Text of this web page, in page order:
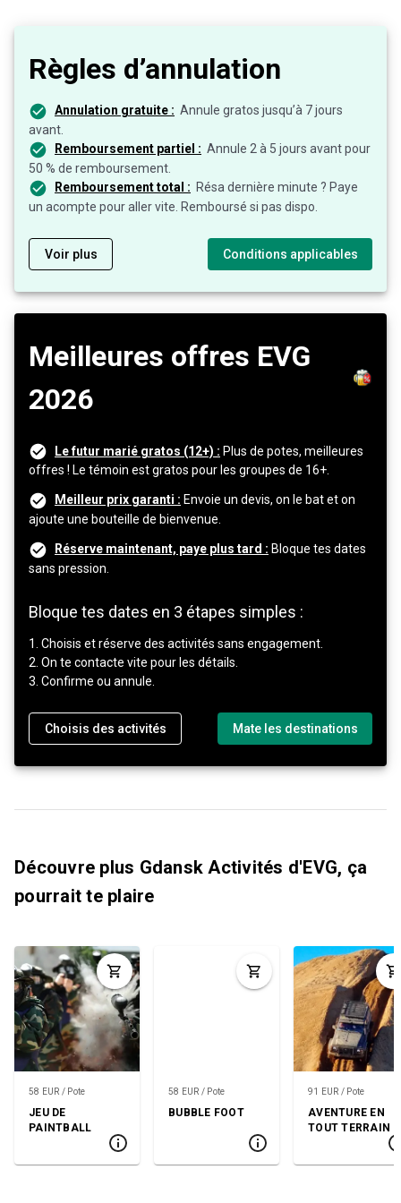
Règles d’annulation
Annulation gratuite : Annule gratos jusqu’à 7 jours
avant.
Remboursement partiel : Annule 2 à 5 jours avant pour
50 % de remboursement.
Remboursement total : Résa dernière minute ? Paye
un acompte pour aller vite. Remboursé si pas dispo.
Voir plus Conditions applicables
Meilleures offres EVG
2026
Le futur marié gratos (12+) : Plus de potes, meilleures
offres ! Le témoin est gratos pour les groupes de 16+.
Meilleur prix garanti : Envoie un devis, on le bat et on
ajoute une bouteille de bienvenue.
Réserve maintenant, paye plus tard : Bloque tes dates
sans pression.
Bloque tes dates en 3 étapes simples :
1. Choisis et réserve des activités sans engagement.
2. On te contacte vite pour les détails.
3. Confirme ou annule.
Choisis des activités Mate les destinations
Découvre plus Gdansk Activités d'EVG, ça
pourrait te plaire
58 EUR / Pote
JEU DE
PAINTBALL
58 EUR / Pote
BUBBLE FOOT
91 EUR / Pote
AVENTURE EN
TOUT TERRAIN